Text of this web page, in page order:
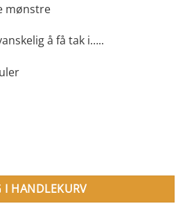
mønstre
å få tak i…..
antall
I HANDLEKURV